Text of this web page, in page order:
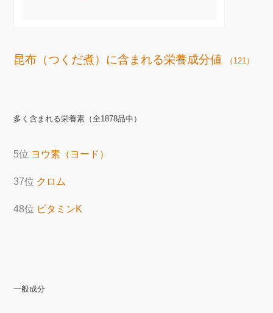
昆布（つくだ煮）に含まれる栄養成分値 （121）
多く含まれる栄養素（全1878品中）
5位 ヨウ素（ヨード）
37位 クロム
48位 ビタミンK
一般成分